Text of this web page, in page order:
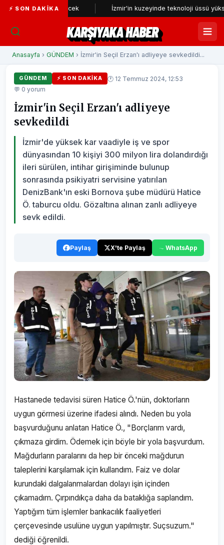
⚡ SON DAKIKA
incelenecek İzmir'in kuzeyinde teknoloji üssü yükseliyor
KARŞIYAKA HABER
Anasayfa › GÜNDEM › İzmir'in Seçil Erzan'ı adliyeye sevkedildi...
GÜNDEM ⚡ SON DAKIKA
🕐 12 Temmuz 2024, 12:53
💬 0 yorum
İzmir'in Seçil Erzan'ı adliyeye
sevkedildi
İzmir'de yüksek kar vaadiyle iş ve spor
dünyasından 10 kişiyi 300 milyon lira dolandırdığı
ileri sürülen, intihar girişiminde bulunup
sonrasında psikiyatri servisine yatırılan
DenizBank'ın eski Bornova şube müdürü Hatice
Ö. taburcu oldu. Gözaltına alınan zanlı adliyeye
sevk edildi.
Paylaş X'te Paylaş WhatsApp
Hastanede tedavisi süren Hatice Ö.'nün, doktorların
uygun görmesi üzerine ifadesi alındı. Neden bu yola
başvurduğunu anlatan Hatice Ö., "Borçlarım vardı,
çıkmaza girdim. Ödemek için böyle bir yola başvurdum.
Mağdurların paralarını da hep bir önceki mağdurun
taleplerini karşılamak için kullandım. Faiz ve dolar
kurundaki dalgalanmalardan dolayı işin içinden
çıkamadım. Çırpındıkça daha da bataklığa saplandım.
Yaptığım tüm işlemler bankacılık faaliyetleri
çerçevesinde usulüne uygun yapılmıştır. Suçsuzum."
dediği öğrenildi.